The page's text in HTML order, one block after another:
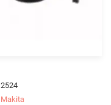
2524
Makita